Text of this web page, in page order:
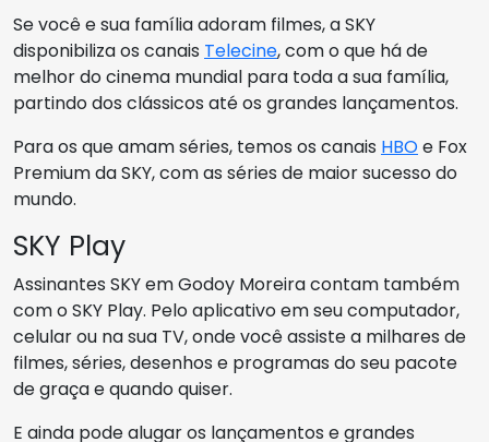
Se você e sua família adoram filmes, a SKY
disponibiliza os canais Telecine, com o que há de
melhor do cinema mundial para toda a sua família,
partindo dos clássicos até os grandes lançamentos.
Para os que amam séries, temos os canais HBOe Fox
Premium da SKY, com as séries de maior sucesso do
mundo.
SKY Play
Assinantes SKY em Godoy Moreira contam também
com o SKY Play. Pelo aplicativo em seu computador,
celular ou na sua TV, onde você assiste a milhares de
filmes, séries, desenhos e programas do seu pacote
de graça e quando quiser.
E ainda pode alugar os lançamentos e grandes